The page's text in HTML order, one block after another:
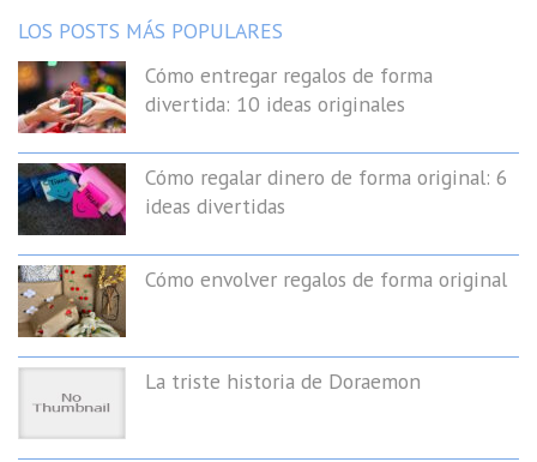
LOS POSTS MÁS POPULARES
Cómo entregar regalos de forma
divertida: 10 ideas originales
Cómo regalar dinero de forma original: 6
ideas divertidas
Cómo envolver regalos de forma original
La triste historia de Doraemon